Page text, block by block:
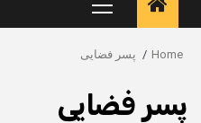
Primary
Menu
Home پسر فضایی
پسر فضایی